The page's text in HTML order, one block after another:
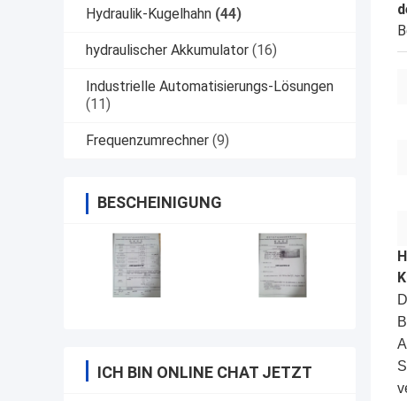
Hydraulik-Kugelhahn (44)
hydraulischer Akkumulator (16)
Industrielle Automatisierungs-Lösungen
(11)
Frequenzumrechner (9)
BESCHEINIGUNG
ICH BIN ONLINE CHAT JETZT